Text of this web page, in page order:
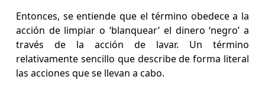
Entonces, se entiende que el término obedece a la
acción de limpiar o ‘blanquear’ el dinero ‘negro’ a
través de la acción de lavar. Un término
relativamente sencillo que describe de forma literal
las acciones que se llevan a cabo.